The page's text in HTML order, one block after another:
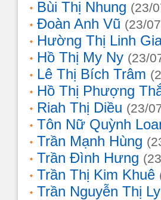
Bùi Thị Nhung (23/
Đoàn Anh Vũ (23/
Hường Thị Linh
Hồ Thị My Ny (23/
Lê Thị Bích Trâm
Hồ Thị Phượng
Riah Thị Diều (23/
Tôn Nữ Quỳnh
Trần Mạnh Hùng
Trần Đình Hưng
Trần Thị Kim Khuê
Trần Nguyễn Thị